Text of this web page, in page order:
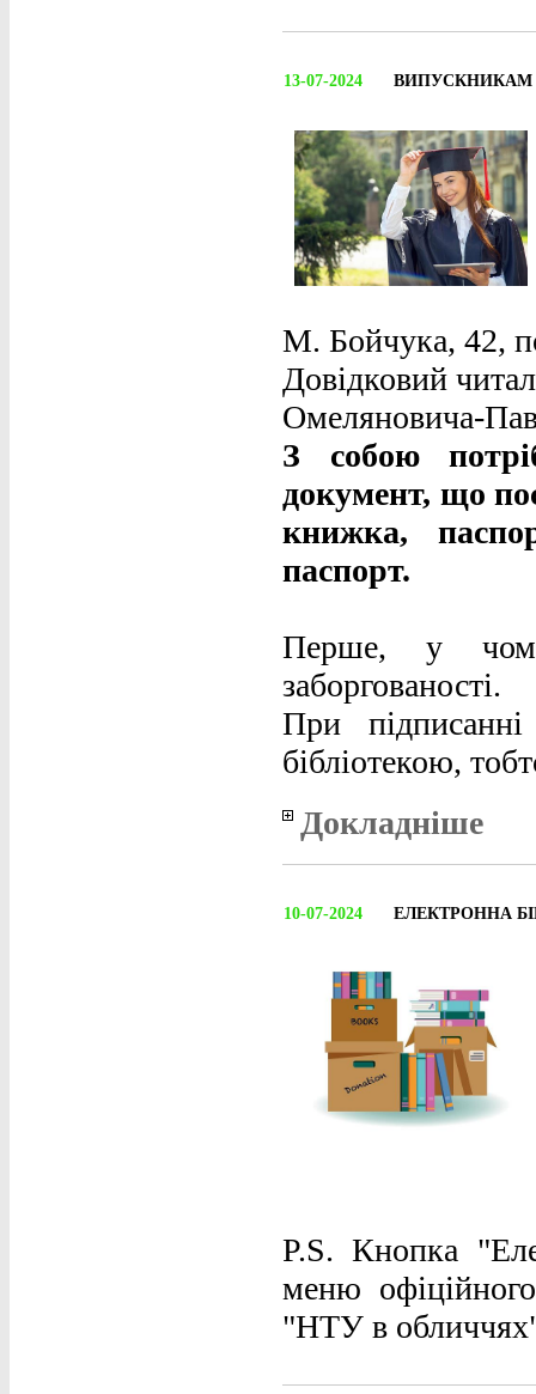
13-07-2024 ВИПУСКНИКАМ
М. Бойчука, 42,
Довідковий
Омеляновича-
З собою
документ, що
книжка,
паспорт.
Перше, у
заборгованості.
При
бібліотекою,
Докладніше
10-07-2024 ЕЛЕКТРОННА
P.S. Кнопка
меню
"НТУ в